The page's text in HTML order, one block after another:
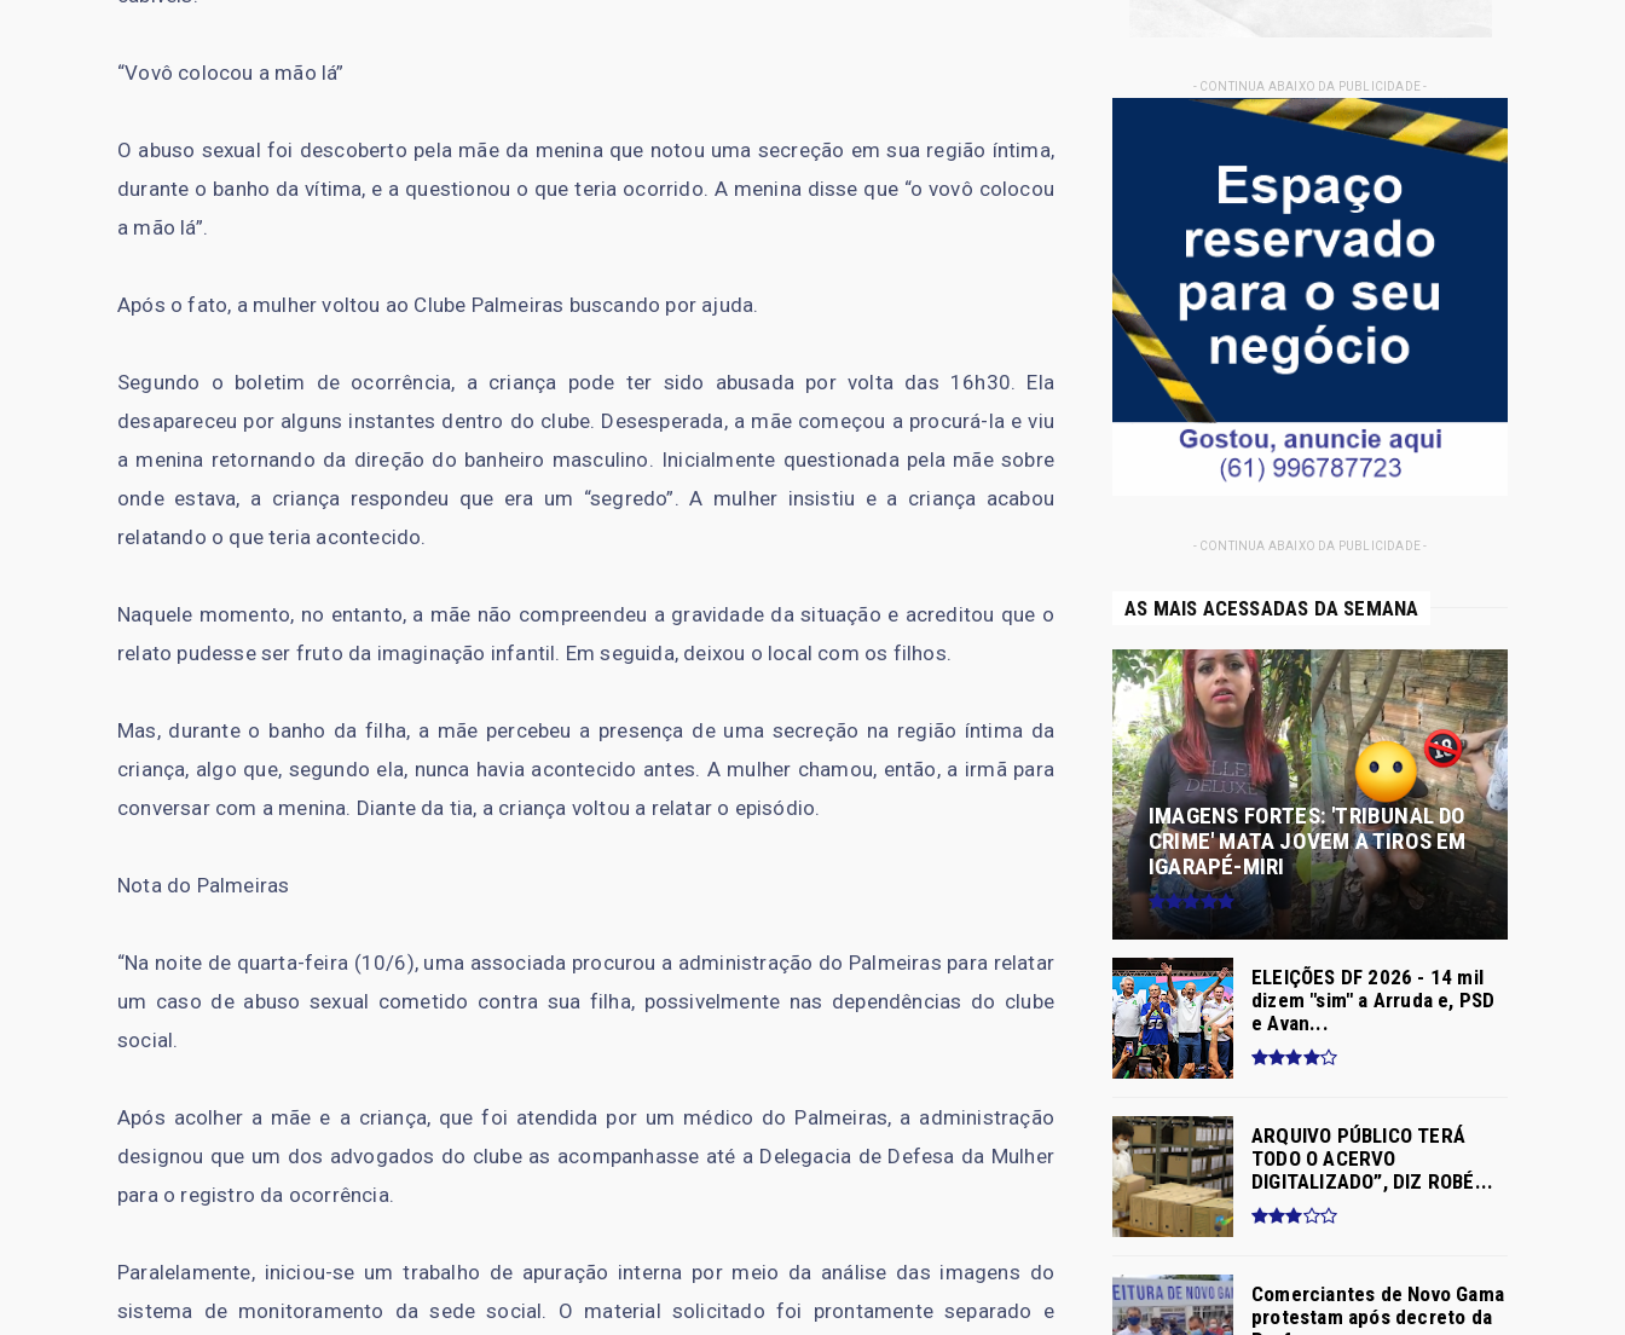
“Vovô colocou a mão lá”
O abuso sexual foi descoberto pela mãe da menina que notou uma secreção em sua região íntima,
durante o banho da vítima, e a questionou o que teria ocorrido. A menina disse que “o vovô colocou
a mão lá”.
Após o fato, a mulher voltou ao Clube Palmeiras buscando por ajuda.
Segundo o boletim de ocorrência, a criança pode ter sido abusada por volta das 16h30. Ela
desapareceu por alguns instantes dentro do clube. Desesperada, a mãe começou a procurá-la e viu
a menina retornando da direção do banheiro masculino. Inicialmente questionada pela mãe sobre
onde estava, a criança respondeu que era um “segredo”. A mulher insistiu e a criança acabou
relatando o que teria acontecido.
Naquele momento, no entanto, a mãe não compreendeu a gravidade da situação e acreditou que o
relato pudesse ser fruto da imaginação infantil. Em seguida, deixou o local com os filhos.
Mas, durante o banho da filha, a mãe percebeu a presença de uma secreção na região íntima da
criança, algo que, segundo ela, nunca havia acontecido antes. A mulher chamou, então, a irmã para
conversar com a menina. Diante da tia, a criança voltou a relatar o episódio.
Nota do Palmeiras
“Na noite de quarta-feira (10/6), uma associada procurou a administração do Palmeiras para relatar
um caso de abuso sexual cometido contra sua filha, possivelmente nas dependências do clube
social.
Após acolher a mãe e a criança, que foi atendida por um médico do Palmeiras, a administração
designou que um dos advogados do clube as acompanhasse até a Delegacia de Defesa da Mulher
para o registro da ocorrência.
Paralelamente, iniciou-se um trabalho de apuração interna por meio da análise das imagens do
sistema de monitoramento da sede social. O material solicitado foi prontamente separado e
- CONTINUA ABAIXO DA PUBLICIDADE -
- CONTINUA ABAIXO DA PUBLICIDADE -
AS MAIS ACESSADAS DA SEMANA
IMAGENS FORTES: 'TRIBUNAL DO
CRIME' MATA JOVEM A TIROS EM
IGARAPÉ-MIRI
ELEIÇÕES DF 2026 - 14 mil
dizem "sim" a Arruda e, PSD
e Avan...
ARQUIVO PÚBLICO TERÁ
TODO O ACERVO
DIGITALIZADO”, DIZ ROBÉ...
Comerciantes de Novo Gama
protestam após decreto da